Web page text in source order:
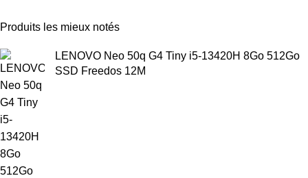
Produits les mieux notés
LENOVO Neo 50q G4 Tiny i5-13420H 8Go 512Go
SSD Freedos 12M